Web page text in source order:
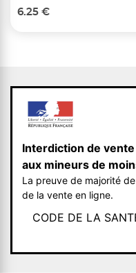
6.25 €
Interdiction de
aux mineurs de
La preuve de majorité
de la vente en ligne.
CODE DE LA